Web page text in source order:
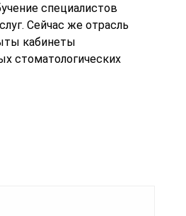
специалистов
Сейчас же отрасль
кабинеты
стоматологических